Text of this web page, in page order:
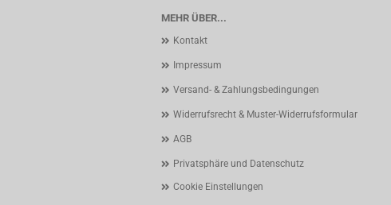
MEHR ÜBER...
Kontakt
Impressum
Versand- & Zahlungsbedingungen
Widerrufsrecht & Muster-Widerrufsformular
AGB
Privatsphäre und Datenschutz
Cookie Einstellungen